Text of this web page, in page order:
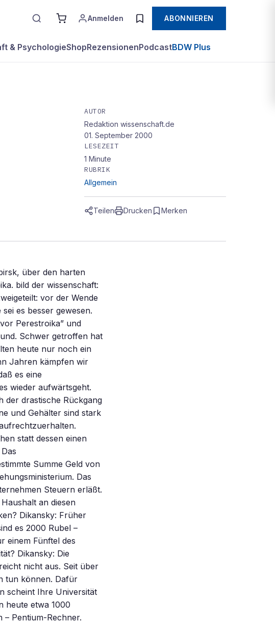
Anmelden ABONNIEREN
& PsychologieShopRezensionenPodcastBDW Plus
AUTOR
Redaktion wissenschaft.de
01. September 2000
LESEZEIT
1 Minute
RUBRIK
Allgemein
Teilen Drucken Merken
über den harten
bild der wissenschaft:
vor der Wende
es besser gewesen.
Perestroika” und
Schwer getroffen hat
heute nur noch ein
Jahren kämpfen wir
es eine
wieder aufwärtsgeht.
der drastische Rückgang
und Gehälter sind stark
statt dessen einen
Summe Geld von
Das
Steuern erläßt.
an diesen
Dikansky: Früher
es 2000 Rubel –
einem Fünftel des
Dikansky: Die
nicht aus. Seit über
tun können. Dafür
scheint Ihre Universität
heute etwa 1000
– Pentium-Rechner.